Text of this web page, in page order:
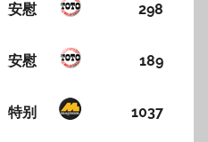
安慰 298
安慰 189
特别 1037